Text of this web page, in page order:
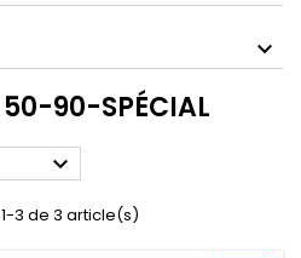
50-90-SPÉCIAL

3 de 3 article(s)